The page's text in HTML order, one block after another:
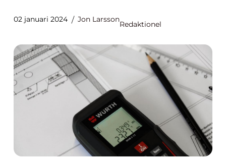
02 januari 2024 Jon Larsson
Redaktionel